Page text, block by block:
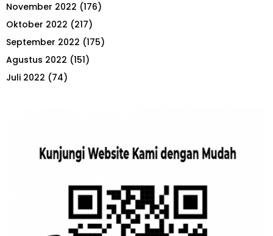
November 2022 (176)
Oktober 2022 (217)
September 2022 (175)
Agustus 2022 (151)
Juli 2022 (74)